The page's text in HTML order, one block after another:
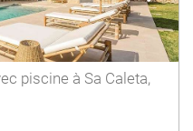
piscine à Sa Caleta,